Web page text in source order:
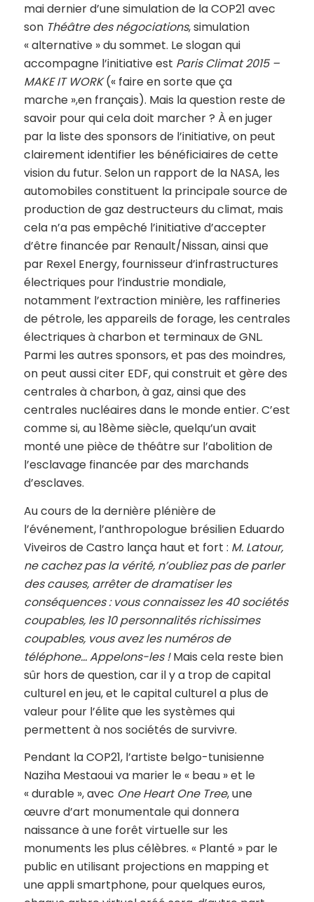
mai dernier d’une simulation de la COP21 avec
son Théâtre des négociations, simulation
« alternative » du sommet. Le slogan qui
accompagne l’initiative est Paris Climat 2015 –
MAKE IT WORK(« faire en sorte que ça
marche »,en français). Mais la question reste de
savoir pour qui cela doit marcher ? À en juger
par la liste des sponsors de l’initiative, on peut
clairement identifier les bénéficiaires de cette
vision du futur. Selon un rapport de la NASA, les
automobiles constituent la principale source de
production de gaz destructeurs du climat, mais
cela n’a pas empêché l’initiative d’accepter
d’être financée par Renault/Nissan, ainsi que
par Rexel Energy, fournisseur d’infrastructures
électriques pour l’industrie mondiale,
notamment l’extraction minière, les raffineries
de pétrole, les appareils de forage, les centrales
électriques à charbon et terminaux de GNL.
Parmi les autres sponsors, et pas des moindres,
on peut aussi citer EDF, qui construit et gère des
centrales à charbon, à gaz, ainsi que des
centrales nucléaires dans le monde entier. C’est
comme si, au 18ème siècle, quelqu’un avait
monté une pièce de théâtre sur l’abolition de
l’esclavage financée par des marchands
d’esclaves.
Au cours de la dernière plénière de
l’événement, l’anthropologue brésilien Eduardo
Viveiros de Castro lança haut et fort : M. Latour,
ne cachez pas la vérité, n’oubliez pas de parler
des causes, arrêter de dramatiser les
conséquences : vous connaissez les 40 sociétés
coupables, les 10 personnalités richissimes
coupables, vous avez les numéros de
téléphone… Appelons-les !Mais cela reste bien
sûr hors de question, car il y a trop de capital
culturel en jeu, et le capital culturel a plus de
valeur pour l’élite que les systèmes qui
permettent à nos sociétés de survivre.
Pendant la COP21, l’artiste belgo-tunisienne
Naziha Mestaoui va marier le « beau » et le
« durable », avec One Heart One Tree, une
œuvre d’art monumentale qui donnera
naissance à une forêt virtuelle sur les
monuments les plus célèbres. « Planté » par le
public en utilisant projections en mapping et
une appli smartphone, pour quelques euros,